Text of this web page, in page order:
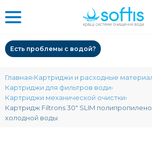
Есть проблемы с водой?
Главная Картриджи и расходные
Картриджи для фильтров води
Картриджи механической очистки
Картридж Filtrons 30" SLIM
холодной воды